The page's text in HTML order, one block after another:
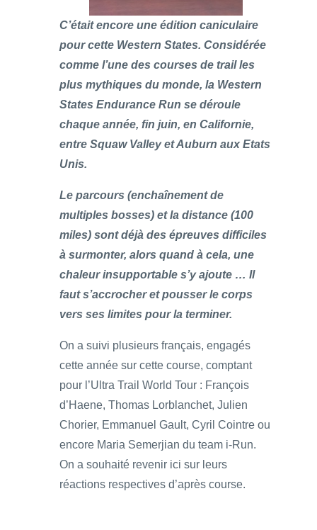
C’était encore une édition caniculaire
pour cette Western States. Considérée
comme l’une des courses de trail les
plus mythiques du monde, la Western
States Endurance Run se déroule
chaque année, fin juin, en Californie,
entre Squaw Valley et Auburn aux Etats
Unis.
Le parcours (enchaînement de
multiples bosses) et la distance (100
miles) sont déjà des épreuves difficiles
à surmonter, alors quand à cela, une
chaleur insupportable s’y ajoute … Il
faut s’accrocher et pousser le corps
vers ses limites pour la terminer.
On a suivi plusieurs français, engagés
cette année sur cette course, comptant
pour l’Ultra Trail World Tour : François
d’Haene, Thomas Lorblanchet, Julien
Chorier, Emmanuel Gault, Cyril Cointre ou
encore Maria Semerjian du team i-Run.
On a souhaité revenir ici sur leurs
réactions respectives d’après course.